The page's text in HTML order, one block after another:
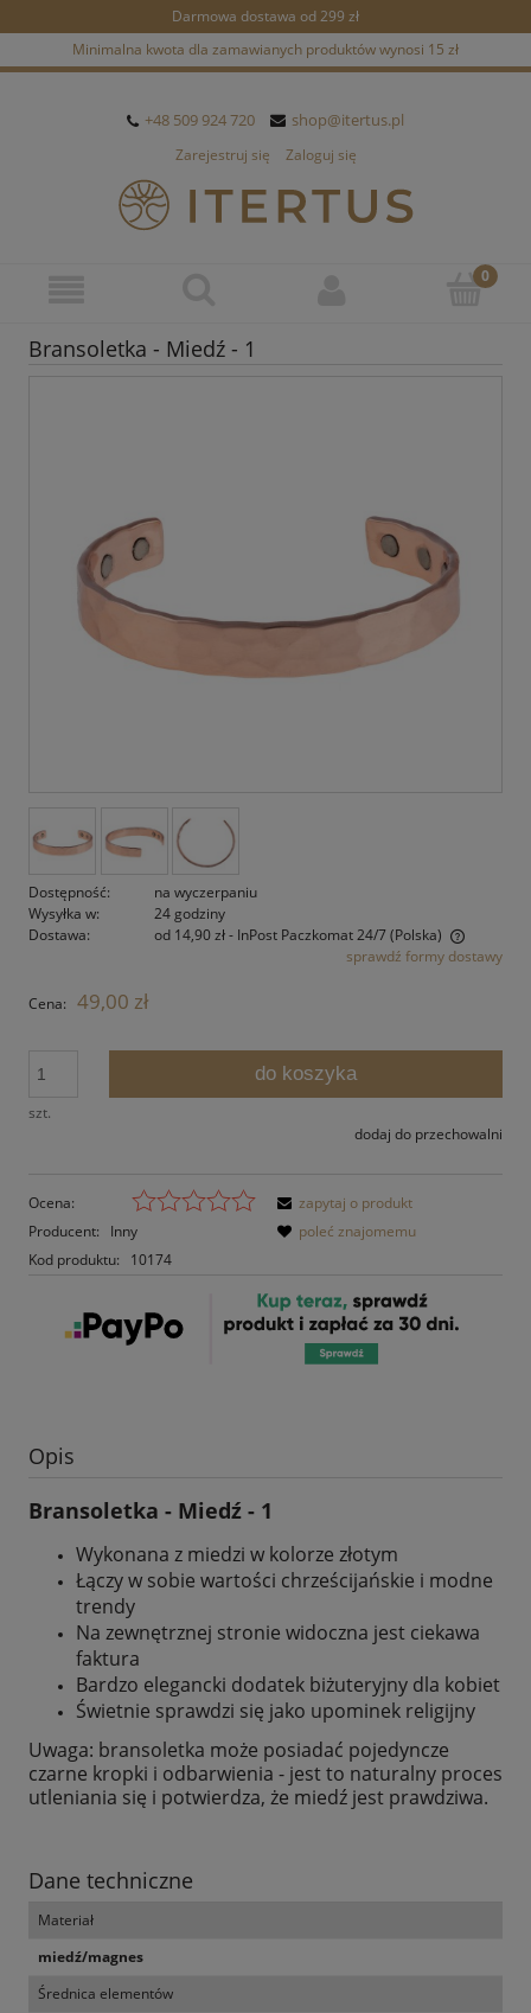
Darmowa dostawa od 299 zł
Minimalna kwota dla zamawianych produktów wynosi 15 zł
+48 509 924 720 shop@itertus.pl
Zarejestruj się Zaloguj się
Bransoletka - Miedź - 1
Dostępność:
na wyczerpaniu
Wysyłka w:
24 godziny
Dostawa:
od 14,90 zł- InPost Paczkomat 24/7(Polska)
Cena nie zawiera ewentualnych kosztów płatnościsprawdź formy dostawy
Cena: 49,00 zł
szt.
do koszyka
dodaj do przechowalni
Ocena:
Producent:
Inny
Kod produktu:
10174
zapytaj o produkt
poleć znajomemu
Opis
Bransoletka - Miedź - 1
Wykonana z miedzi w kolorze złotym
Łączy w sobie wartości chrześcijańskie i modne
trendy
Na zewnętrznej stronie widoczna jest ciekawa
faktura
Bardzo elegancki dodatek biżuteryjny dla kobiet
Świetnie sprawdzi się jako upominek religijny
Uwaga: bransoletka może posiadać pojedyncze
czarne kropki i odbarwienia - jest to naturalny proces
utleniania się i potwierdza, że miedź jest prawdziwa.
Dane techniczne
Materiał
miedź/magnes
Średnica elementów